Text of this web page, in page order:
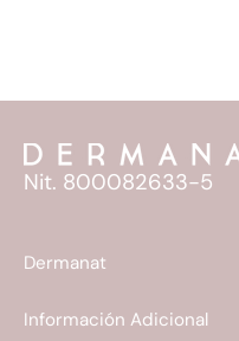
Nit. 800082633-5
Dermanat
Información Adicional